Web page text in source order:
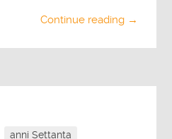
Continue reading →
anni Settanta